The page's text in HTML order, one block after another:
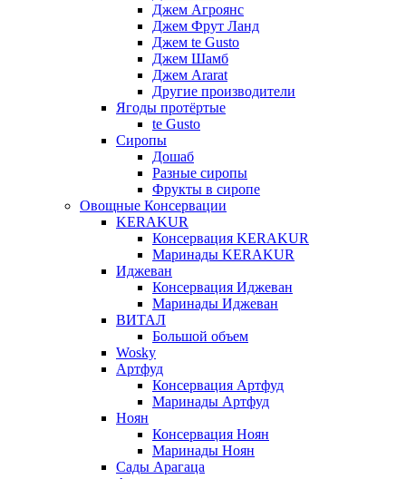
Джем Агроянс
Джем Фрут Ланд
Джем te Gusto
Джем Шамб
Джем Ararat
Другие производители
Ягоды протёртые
te Gusto
Сиропы
Дошаб
Разные сиропы
Фрукты в сиропе
Овощные Консервации
KERAKUR
Консервация KERAKUR
Маринады KERAKUR
Иджеван
Консервация Иджеван
Маринады Иджеван
ВИТАЛ
Большой объем
Wosky
Артфуд
Консервация Артфуд
Маринады Артфуд
Ноян
Консервация Ноян
Маринады Ноян
Сады Арагаца